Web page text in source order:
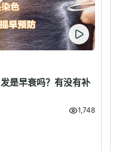
发是早衰吗？有没有补
1,748